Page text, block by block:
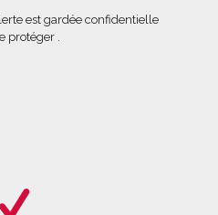
est gardée confidentielle
protéger .